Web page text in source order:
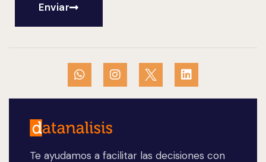
Te ayudamos a facilitar las decisiones con
Enviar